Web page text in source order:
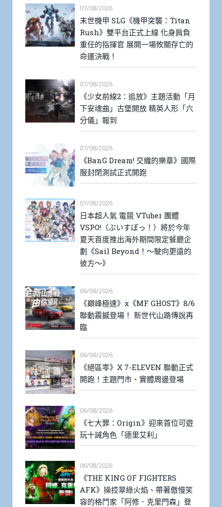
07/08/2026
末世機甲 SLG《機甲突襲：Titan
Rush》雙平台正式上線 化身肩負
重任的指揮官 展開一場攸關存亡的
命運決戰！
07/08/2026
《少女前線2：追放》主題活動「月
下安魂曲」古堡開放 精英人形「六
分儀」報到
07/08/2026
《BanG Dream! 交織的樂章》國際
服封閉測試正式開跑
07/08/2026
日本超人氣 電競 VTuber 團體
VSPO!（ぶいすぽっ！）將於今年
夏天首度推出海外期間限定餐廳企
劃《Sail Beyond！～駛向更遠的
彼方～》
06/08/2026
《巔峰極速》x《MF GHOST》8/6
聯動震撼登場！ 新世代山路傳說再
臨
06/08/2026
《絕區零》X 7-ELEVEN 聯動正式
開跑！主題門市、實體周邊登場
06/08/2026
《七大罪：Origin》迎來首位可遊
玩十誡角色「德里艾利」
06/08/2026
《THE KING OF FIGHTERS
AFK》操控翠綠火焰、帶著傲慢笑
容的格鬥家「阿修．克里門森」登